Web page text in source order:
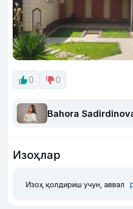
0 0
Bahora
Изоҳлар
Изоҳ қолдириш учун, аввал